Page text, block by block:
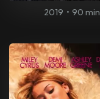
2019 • 90 min